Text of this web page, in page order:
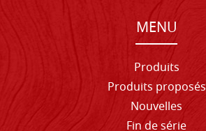
MENU
Produits
Produits proposés
Nouvelles
Fin de série